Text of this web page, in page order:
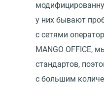
у них бывают
с сетями
MANGO OFFICE,
стандартов,
с большим